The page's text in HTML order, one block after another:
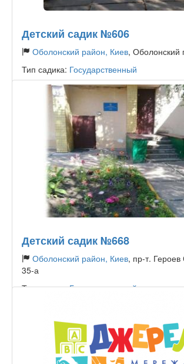
Детский садик №606
Оболонский район, Киев, Оболонский
Тип садика: Государственный
Детский садик №668
Оболонский район, Киев, пр-т. Героев
35-а
Тип садика:Государственный